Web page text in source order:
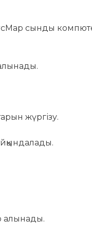
сынды
алынады.
жүргізу.
алынады.